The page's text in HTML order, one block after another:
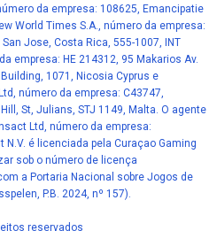
da empresa: 108625, Emancipatie
World Times S.A., número da empresa:
Jose, Costa Rica, 555-1007, INT
empresa: HE 214312, 95 Makarios Av.
1071, Nicosia Cyprus e
número da empresa: C43747,
St, Julians, STJ 1149, Malta. O agente
Ltd, número da empresa:
é licenciada pela Curaçao Gaming
sob o número de licença
a Portaria Nacional sobre Jogos de
P.B. 2024, nº 157).
reservados